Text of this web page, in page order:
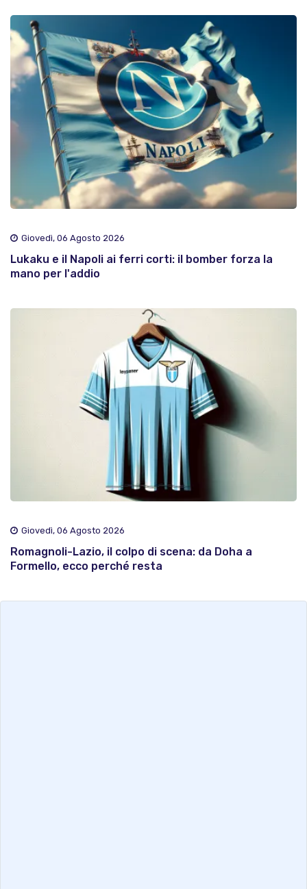
Giovedì, 06 Agosto 2026
Lukaku e il Napoli ai ferri corti: il bomber forza la
mano per l'addio
Giovedì, 06 Agosto 2026
Romagnoli-Lazio, il colpo di scena: da Doha a
Formello, ecco perché resta